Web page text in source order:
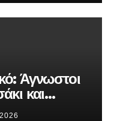
Άγνωστοι
και
στο